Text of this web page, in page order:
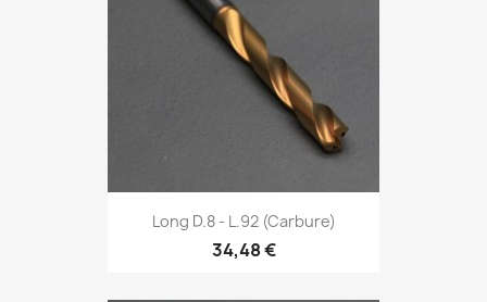
Long D.8 - L.92 (Carbure)
34,48 €